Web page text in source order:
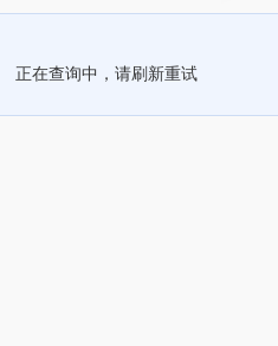
正在查询中，请刷新重试